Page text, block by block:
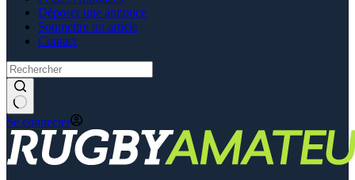
Déposer une annonce
Soumettre un article
Contact
Se connecter